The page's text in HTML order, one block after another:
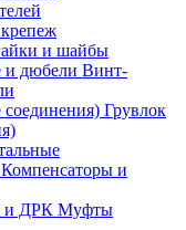
и шайбы
Винт-
Грувлок
Компенсаторы и
Муфты